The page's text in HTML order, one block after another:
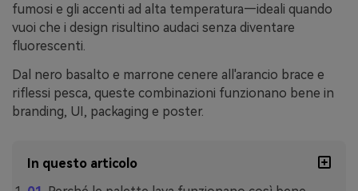
fumosi e gli accenti ad alta temperatura—ideali quando
vuoi che i design risultino audaci senza diventare
fluorescenti.
Dal nero basalto e marrone cenere all'arancio brace e
riflessi pesca, queste combinazioni funzionano bene in
branding, UI, packaging e poster.
In questo articolo